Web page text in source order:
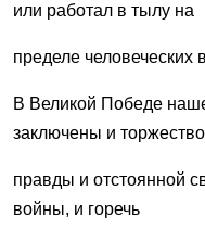
или работал в тылу на
пределе человеческих
В Великой Победе
заключены и торжество
правды и отстоянной
войны, и горечь